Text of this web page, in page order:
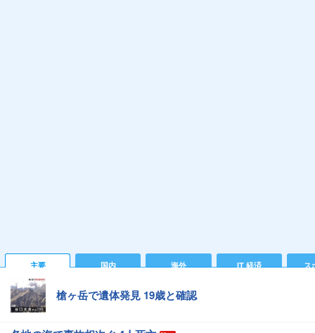
主要 国内 海外 IT 経済 ス
槍ヶ岳で遺体発見 19歳と確認